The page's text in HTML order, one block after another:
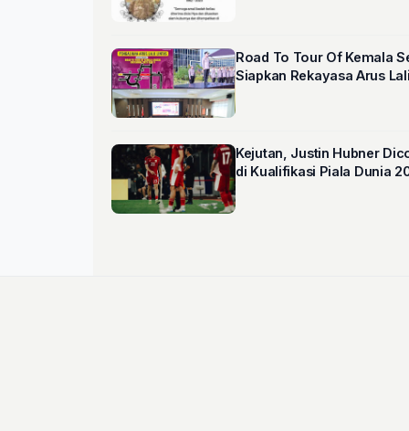
Road To Tour Of Kemala
Siapkan Rekayasa Arus
Kejutan, Justin Hubner
di Kualifikasi Piala Dunia